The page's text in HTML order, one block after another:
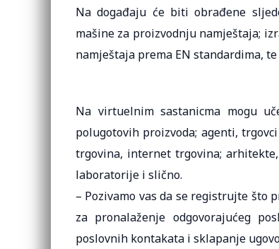
Na događaju će biti obrađene
mašine za proizvodnju namještaja;
namještaja prema EN standardima,
Na virtuelnim sastanicma mogu
polugotovih proizvoda; agenti,
trgovina, internet trgovina;
laboratorije i slično.
– Pozivamo vas da se registrujte
za pronalaženje odgovorajućeg
poslovnih kontakata i sklapanje